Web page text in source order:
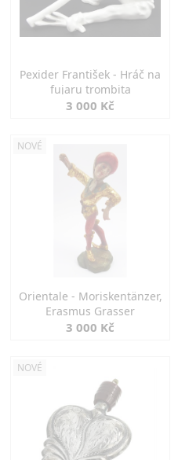
Pexider František - Hráč na
fujaru trombita
3 000 Kč
NOVÉ
Orientale - Moriskentänzer,
Erasmus Grasser
3 000 Kč
NOVÉ